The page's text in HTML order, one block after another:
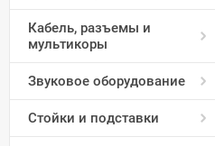
Кабель, разъемы и
мультикоры
Звуковое оборудование
Стойки и подставки